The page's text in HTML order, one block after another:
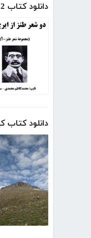
دانلود کتاب 2 شعر طنز از ایرج میرزا
دانلود کتاب